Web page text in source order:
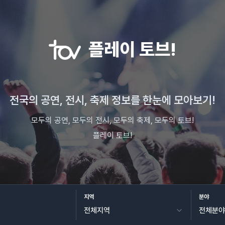
플레이 토브!
전국의 공연, 전시, 축제 정보를 한눈에 모아보기!
모두의 공연, 모두의 전시, 모두의 축제, 모두의 토브!
플레이 토브!
지역 분야